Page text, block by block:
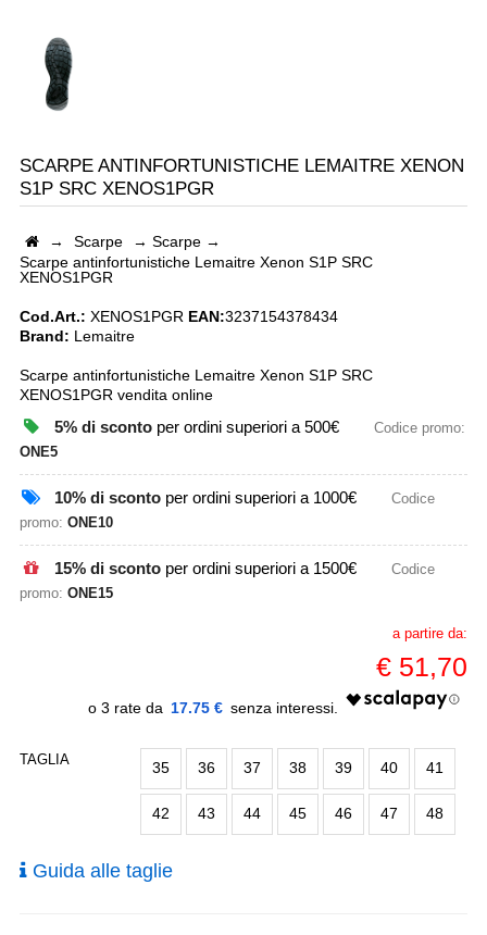
SCARPE ANTINFORTUNISTICHE LEMAITRE XENON
S1P SRC XENOS1PGR
→ Scarpe → Scarpe→
Scarpe antinfortunistiche Lemaitre Xenon S1P SRC
XENOS1PGR
Cod.Art.: XENOS1PGR EAN:3237154378434
Brand: Lemaitre
Scarpe antinfortunistiche Lemaitre Xenon S1P SRC
XENOS1PGR vendita online
5% di scontoper ordini superiori a 500€
Codice promo:
ONE5
10% di scontoper ordini superiori a 1000€
Codice
promo: ONE10
15% di scontoper ordini superiori a 1500€
Codice
promo: ONE15
a partire da:
€ 51,70
17.75 €
TAGLIA 35 36 37 38 39 40 41
42 43 44 45 46 47 48
Guida alle taglie